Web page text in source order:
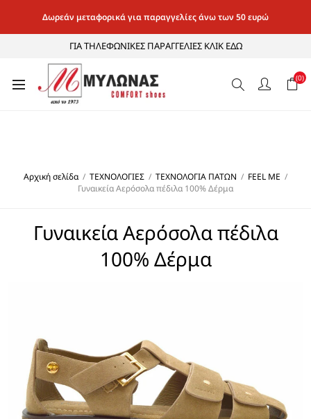
Δωρεάν μεταφορικά για παραγγελίες άνω των 50 ευρώ
ΓΙΑ ΤΗΛΕΦΩΝΙΚΕΣ ΠΑΡΑΓΓΕΛΙΕΣ ΚΛΙΚ ΕΔΩ
(0)
Αρχική σελίδα / ΤΕΧΝΟΛΟΓΙΕΣ / ΤΕΧΝΟΛΟΓΙΑ ΠΑΤΩΝ / FEEL ME /
Γυναικεία Αερόσολα πέδιλα 100% Δέρμα
Γυναικεία Αερόσολα πέδιλα
100% Δέρμα